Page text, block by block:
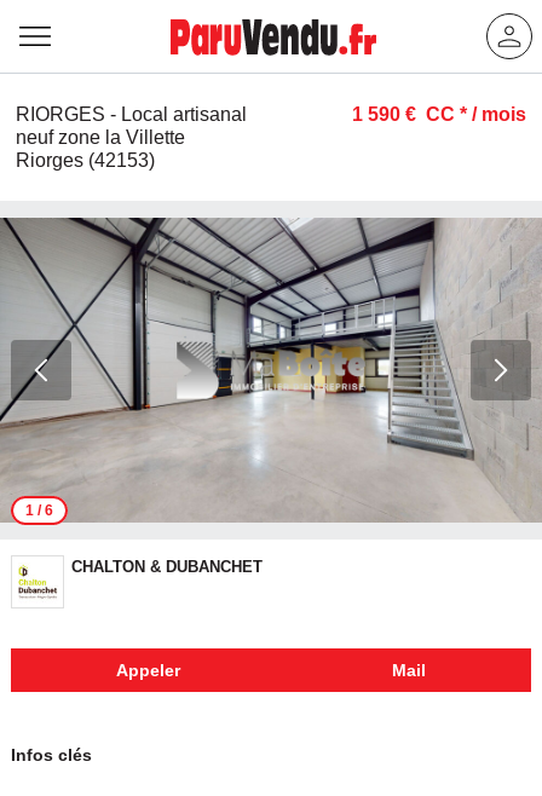
RIORGES - Local artisanal
neuf zone la Villette
Riorges (42153)
1 590 € CC */ mois
1/ 6
CHALTON & DUBANCHET
Appeler Mail
Infos clés